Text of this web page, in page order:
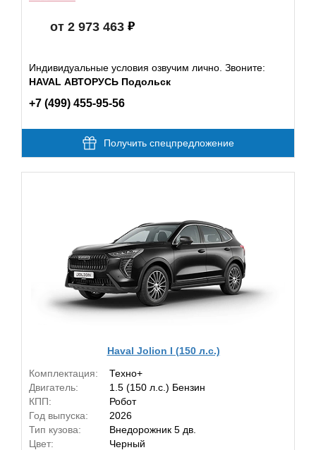
от 2 973 463
Индивидуальные условия озвучим лично. Звоните:
HAVAL АВТОРУСЬ Подольск
+7 (499) 455-95-56
Получить спецпредложение
Haval Jolion I (150 л.с.)
Комплектация:
Техно+
Двигатель:
1.5 (150 л.с.) Бензин
КПП:
Робот
Год выпуска:
2026
Тип кузова:
Внедорожник 5 дв.
Цвет:
Черный